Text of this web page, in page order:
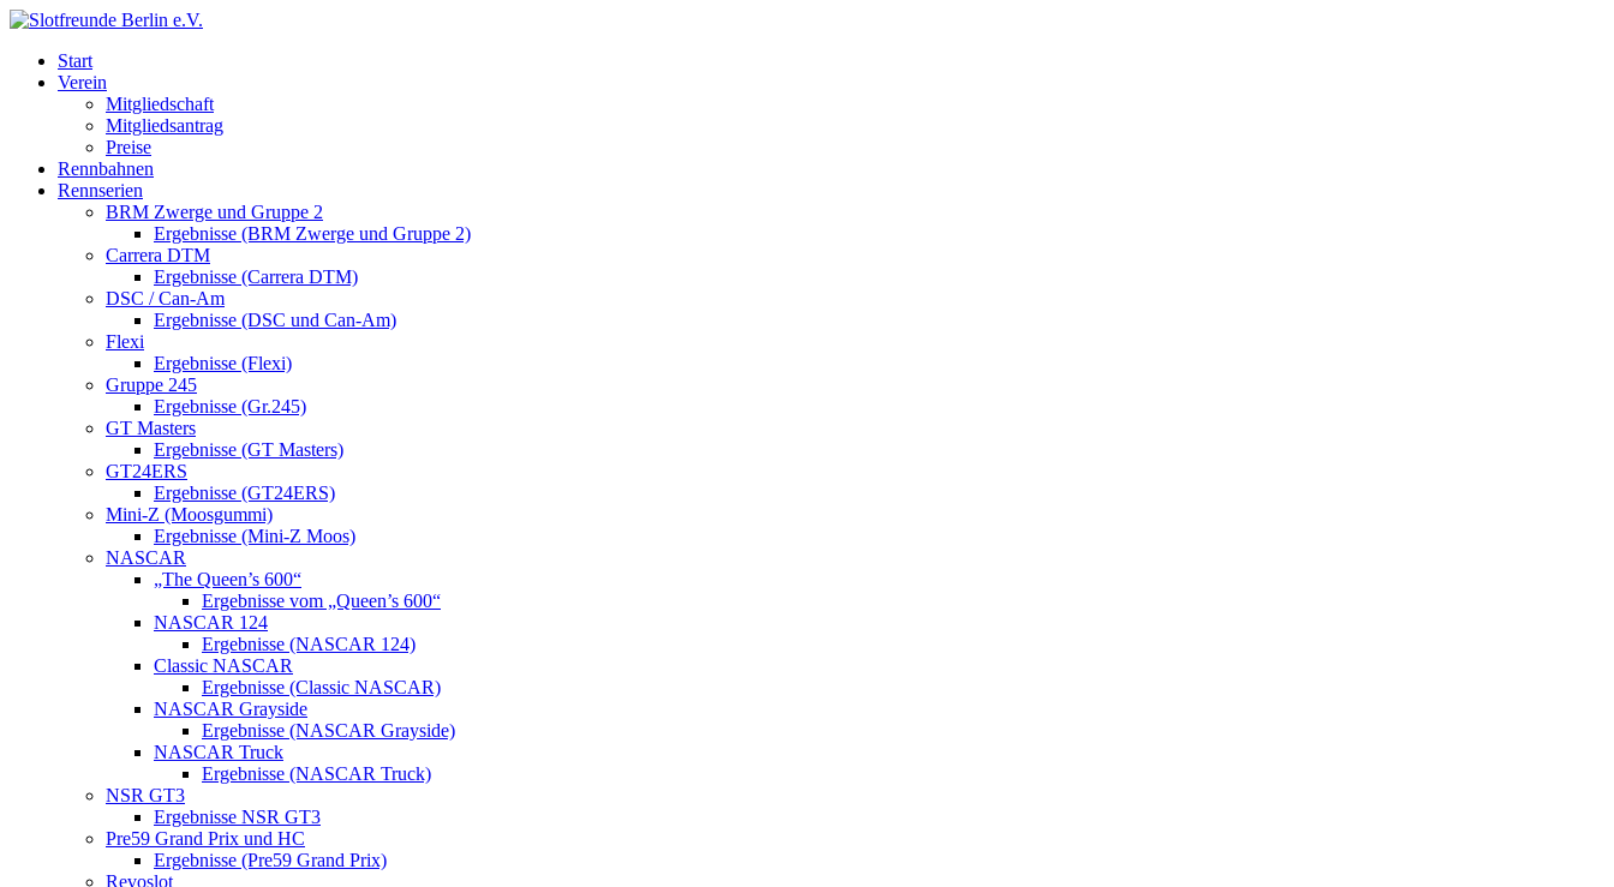
Start
Verein
Mitgliedschaft
Mitgliedsantrag
Preise
Rennbahnen
Rennserien
BRM Zwerge und Gruppe 2
Ergebnisse (BRM Zwerge und Gruppe 2)
Carrera DTM
Ergebnisse (Carrera DTM)
DSC / Can-Am
Ergebnisse (DSC und Can-Am)
Flexi
Ergebnisse (Flexi)
Gruppe 245
Ergebnisse (Gr.245)
GT Masters
Ergebnisse (GT Masters)
GT24ERS
Ergebnisse (GT24ERS)
Mini-Z (Moosgummi)
Ergebnisse (Mini-Z Moos)
NASCAR
„The Queen’s 600“
Ergebnisse vom „Queen’s 600“
NASCAR 124
Ergebnisse (NASCAR 124)
Classic NASCAR
Ergebnisse (Classic NASCAR)
NASCAR Grayside
Ergebnisse (NASCAR Grayside)
NASCAR Truck
Ergebnisse (NASCAR Truck)
NSR GT3
Ergebnisse NSR GT3
Pre59 Grand Prix und HC
Ergebnisse (Pre59 Grand Prix)
Revoslot